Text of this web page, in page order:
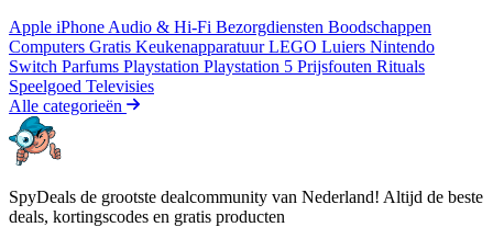
Apple iPhone Audio & Hi-Fi Bezorgdiensten Boodschappen
Computers Gratis KeukenapparatuurLEGO Luiers Nintendo
Switch Parfums Playstation Playstation 5 Prijsfouten Rituals
Speelgoed Televisies
Alle categorieën
SpyDeals de grootste dealcommunity van Nederland! Altijd de beste
deals, kortingscodes en gratis producten